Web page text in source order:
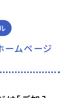
ームページ